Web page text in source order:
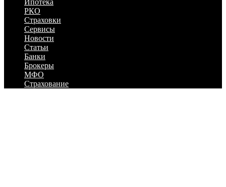
Ипотека
РКО
Страховки
Сервисы
Новости
Статьи
Банки
Брокеры
МФО
Страхование